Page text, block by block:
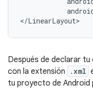
</LinearLayout>
Después de declarar tu
con la extensión
.xml
tu proyecto de Android